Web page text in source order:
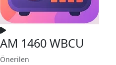
AM 1460 WBCU
Önerilen